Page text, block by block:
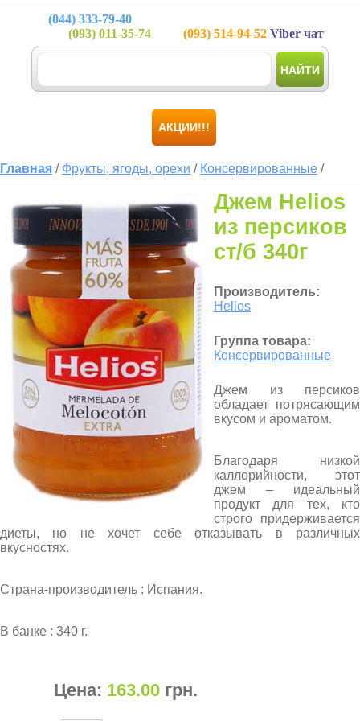
(044) 333-79-40
(093) 011-35-74 (093) 514-94-52 Viber чат
НАЙТИ
АКЦИИ!!!
Главная / Фрукты, ягоды, орехи / Консервированные /
Джем Helios
из персиков
ст/б 340г
Производитель:
Helios
Группа товара:
Консервированные
Джем из персиков
обладает потрясающим
вкусом и ароматом.
Благодаря низкой
каллорийности, этот
джем – идеальный
продукт для тех, кто
строго придерживается
диеты, но не хочет себе отказывать в различных
вкусностях.
Страна-производитель : Испания.
В банке : 340 г.
Цена: 163.00 грн.